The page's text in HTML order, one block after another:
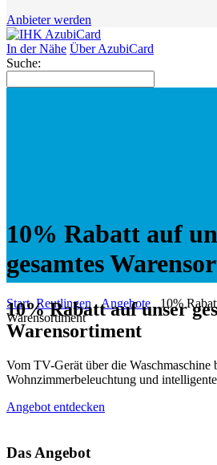
Anbieter werden
In der Nähe Über AzubiCard
Suche:
10% Rabatt auf
gesamtes
Start Reutlingen Angebote
10%
Warensortiment
10% Rabatt auf unser
Warensortiment
Vom TV-Gerät über die Waschmaschine
Wohnzimmerbeleuchtung und
Angebot entdecken
Das Angebot